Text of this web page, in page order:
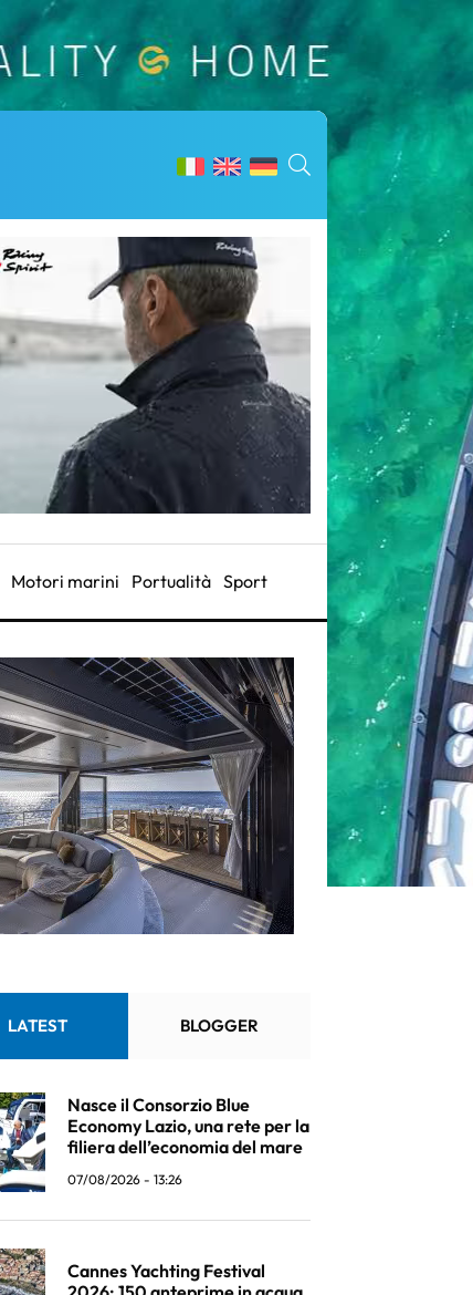
Motori marini Portualità Sport
LATEST BLOGGER
Nasce il Consorzio Blue
Economy Lazio, una rete per la
filiera dell’economia del mare
07/08/2026 - 13:26
Cannes Yachting Festival